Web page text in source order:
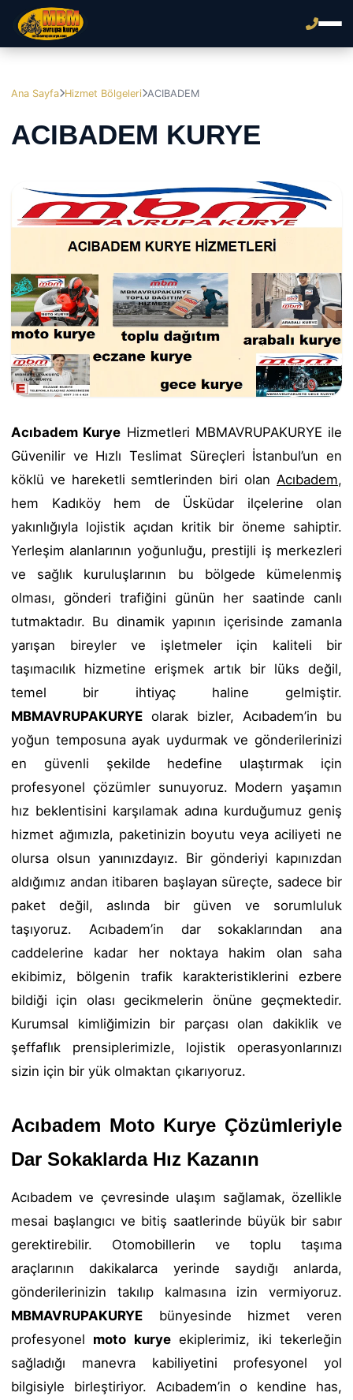
Ana Sayfa Hizmet Bölgeleri ACIBADEM
ACIBADEM KURYE
Acıbadem Kurye Hizmetleri MBMAVRUPAKURYE ile
Güvenilir ve Hızlı Teslimat Süreçleri İstanbul’un en
köklü ve hareketli semtlerinden biri olan Acıbadem,
hem Kadıköy hem de Üsküdar ilçelerine olan
yakınlığıyla lojistik açıdan kritik bir öneme sahiptir.
Yerleşim alanlarının yoğunluğu, prestijli iş merkezleri
ve sağlık kuruluşlarının bu bölgede kümelenmiş
olması, gönderi trafiğini günün her saatinde canlı
tutmaktadır. Bu dinamik yapının içerisinde zamanla
yarışan bireyler ve işletmeler için kaliteli bir
taşımacılık hizmetine erişmek artık bir lüks değil,
temel bir ihtiyaç haline gelmiştir.
MBMAVRUPAKURYE olarak bizler, Acıbadem’in bu
yoğun temposuna ayak uydurmak ve gönderilerinizi
en güvenli şekilde hedefine ulaştırmak için
profesyonel çözümler sunuyoruz. Modern yaşamın
hız beklentisini karşılamak adına kurduğumuz geniş
hizmet ağımızla, paketinizin boyutu veya aciliyeti ne
olursa olsun yanınızdayız. Bir gönderiyi kapınızdan
aldığımız andan itibaren başlayan süreçte, sadece bir
paket değil, aslında bir güven ve sorumluluk
taşıyoruz. Acıbadem’in dar sokaklarından ana
caddelerine kadar her noktaya hakim olan saha
ekibimiz, bölgenin trafik karakteristiklerini ezbere
bildiği için olası gecikmelerin önüne geçmektedir.
Kurumsal kimliğimizin bir parçası olan dakiklik ve
şeffaflık prensiplerimizle, lojistik operasyonlarınızı
sizin için bir yük olmaktan çıkarıyoruz.
Acıbadem Moto Kurye Çözümleriyle
Dar Sokaklarda Hız Kazanın
Acıbadem ve çevresinde ulaşım sağlamak, özellikle
mesai başlangıcı ve bitiş saatlerinde büyük bir sabır
gerektirebilir. Otomobillerin ve toplu taşıma
araçlarının dakikalarca yerinde saydığı anlarda,
gönderilerinizin takılıp kalmasına izin vermiyoruz.
MBMAVRUPAKURYE bünyesinde hizmet veren
profesyonel moto kuryeekiplerimiz, iki tekerleğin
sağladığı manevra kabiliyetini profesyonel yol
bilgisiyle birleştiriyor. Acıbadem’in o kendine has,